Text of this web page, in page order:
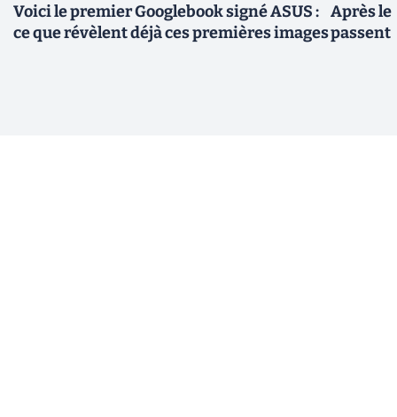
Voici le premier Googlebook signé ASUS :
ce que révèlent déjà ces premières images
Après le
passent